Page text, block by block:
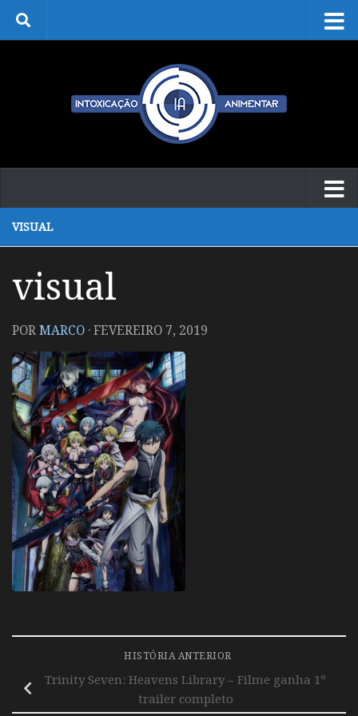
Skip to content
VISUAL
visual
PORMARCO ·FEVEREIRO 7, 2019
HISTÓRIA ANTERIOR
Trinity Seven: Heavens Library – Filme ganha 1º
trailer completo